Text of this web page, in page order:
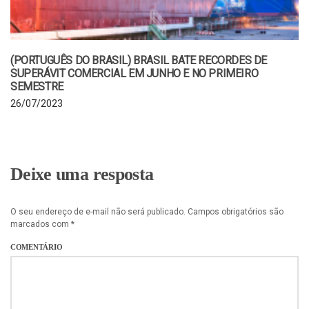
(PORTUGUÊS DO BRASIL) BRASIL BATE RECORDES DE
SUPERÁVIT COMERCIAL EM JUNHO E NO PRIMEIRO
SEMESTRE
26/07/2023
Deixe uma resposta
O seu endereço de e-mail não será publicado. Campos obrigatórios são
marcados com *
COMENTÁRIO